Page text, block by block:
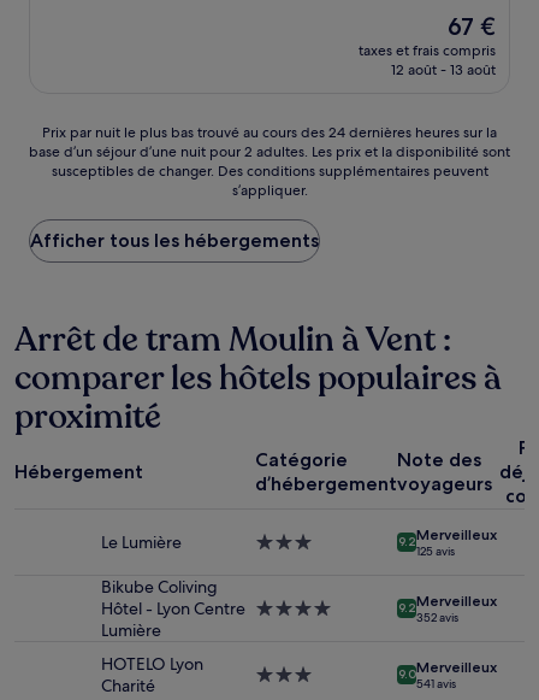
Le
nouveau
prix
67 €
67 €
taxes et frais compris
12 août - 13 août
Prix
par
nuit
plus
bas
trouvé
des
24 dernières
heures
sur
la
séjour
disponibilité
Prix par nuit le plus bas trouvé au cours des 24 dernières heures sur la
base d’un séjour d’une nuit pour 2 adultes. Les prix et la disponibilité sont
susceptibles de changer. Des conditions supplémentaires peuvent
s’appliquer.
Afficher tous les hébergements
Arrêt de tram Moulin à Vent :
comparer les hôtels populaires à
proximité
Hébergement
Catégorie
d’hébergement
Note des
voyageurs
Le Lumière
Hébergement
9.2Merveilleux
125 avis
Bikube Coliving
Hôtel - Lyon Centre
Lumière
Hébergement
9.2Merveilleux
352 avis
HOTELO Lyon
Charité
Hébergement
9.0Merveilleux
541 avis